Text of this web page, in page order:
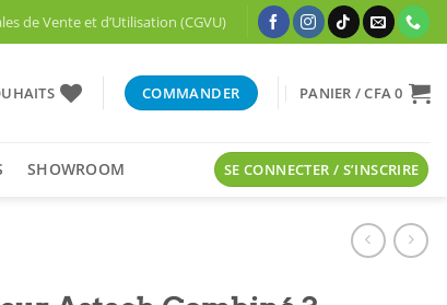
de Vente et d’Utilisation (CGVU)
COMMANDER PANIER /CFA0
SHOWROOM SE CONNECTER / S’INSCRIRE